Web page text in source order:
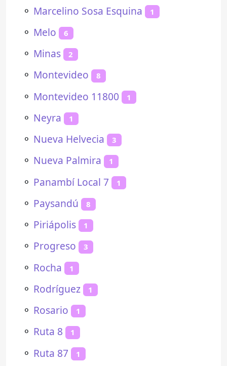
⚬ Marcelino Sosa Esquina 1
⚬ Melo 6
⚬ Minas 2
⚬ Montevideo 8
⚬ Montevideo 11800 1
⚬ Neyra 1
⚬ Nueva Helvecia 3
⚬ Nueva Palmira 1
⚬ Panambí Local 7 1
⚬ Paysandú 8
⚬ Piriápolis 1
⚬ Progreso 3
⚬ Rocha 1
⚬ Rodríguez 1
⚬ Rosario 1
⚬ Ruta 8 1
⚬ Ruta 87 1